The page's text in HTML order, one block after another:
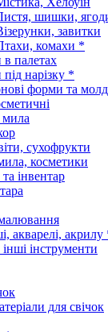
шишки,
завитки
комахи *
палетах
нарізку *
форми та
сухофрукти
косметики
інвентар
акварелі, акрилу
інструменти
для свічок